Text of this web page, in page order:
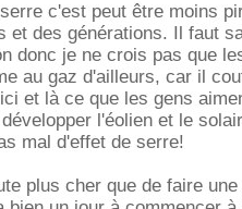
c'est peut être moins
et des générations. Il faut
donc je ne crois pas que
au gaz d'ailleurs, car il
et là ce que les gens
l'éolien et le
mal d'effet de serre!
plus cher que de faire